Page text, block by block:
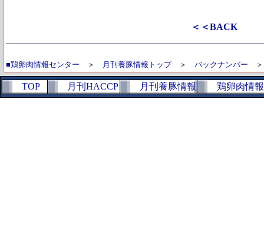
＜＜BACK
■鶏卵肉情報センター ＞ 月刊養豚情報トップ＞ バックナンバー
TOP 月刊HACCP 月刊養豚情報 鶏卵肉情報